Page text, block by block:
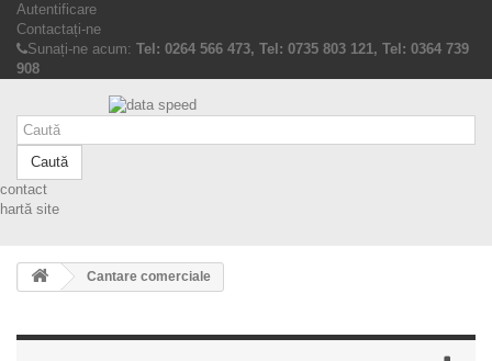
Autentificare
Contactați-ne
Sunați-ne acum: Tel: 0264 566 473, Tel: 0735 803 121, Tel: 0364 739
908
Caută
contact
hartă site
Cantare comerciale